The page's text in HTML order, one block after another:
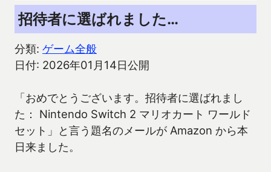
招待者に選ばれました…
分類: ゲーム全般
日付: 2026年01月14日公開
「おめでとうございます。招待者に選ばれまし
た： Nintendo Switch 2 マリオカート ワールド
セット」と言う題名のメールが Amazon から本
日来ました。